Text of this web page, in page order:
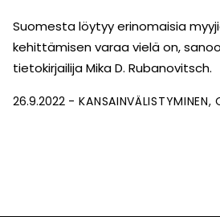
Suomesta löytyy erinomaisia
kehittämisen varaa vielä on,
tietokirjailija Mika D. Rubanovitsch.
26.9.2022 KANSAINVÄLISTYMINEN